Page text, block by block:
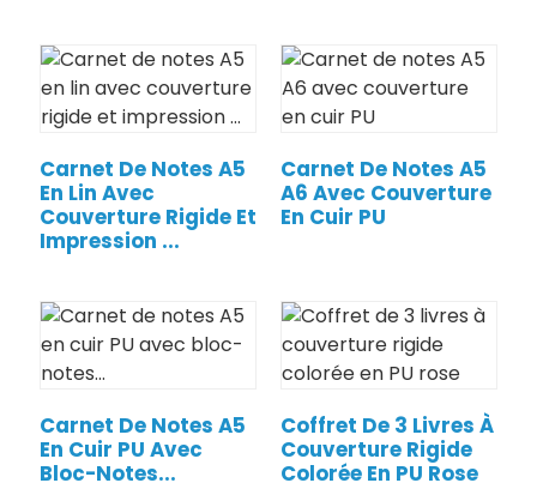
Carnet De Notes A5
En Lin Avec
Couverture Rigide Et
Impression ...
Carnet De Notes A5
A6 Avec Couverture
En Cuir PU
Carnet De Notes A5
En Cuir PU Avec
Bloc-Notes...
Coffret De 3 Livres À
Couverture Rigide
Colorée En PU Rose